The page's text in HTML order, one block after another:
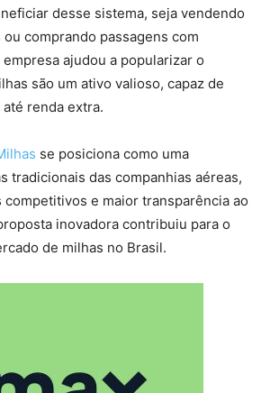
desse sistema, seja vendendo
comprando passagens com
ajudou a popularizar o
são um ativo valioso, capaz de
renda extra.
se posiciona como uma
tradicionais das companhias aéreas,
e maior transparência ao
inovadora contribuiu para o
de milhas no Brasil.